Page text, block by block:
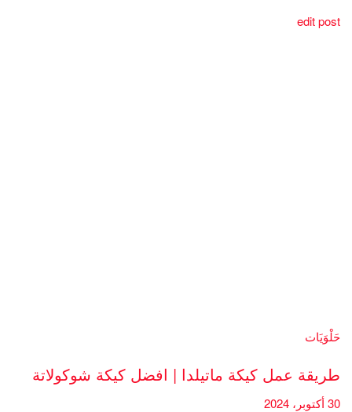
edit post
حَلْوَيَات
طريقة عمل كيكة ماتيلدا | افضل كيكة شوكولاتة
30 أكتوبر، 2024